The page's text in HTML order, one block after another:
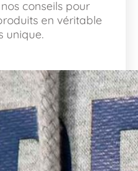
conseils pour
en véritable
unique.